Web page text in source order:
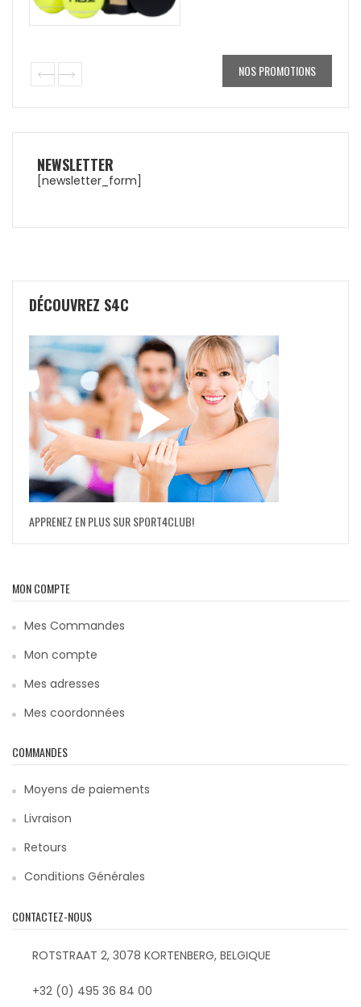
NOS PROMOTIONS
NEWSLETTER
[newsletter_form]
DÉCOUVREZ S4C
APPRENEZ EN PLUS SUR SPORT4CLUB!
MON COMPTE
Mes Commandes
Mon compte
Mes adresses
Mes coordonnées
COMMANDES
Moyens de paiements
Livraison
Retours
Conditions Générales
CONTACTEZ-NOUS
ROTSTRAAT 2, 3078 KORTENBERG, BELGIQUE
+32 (0) 495 36 84 00